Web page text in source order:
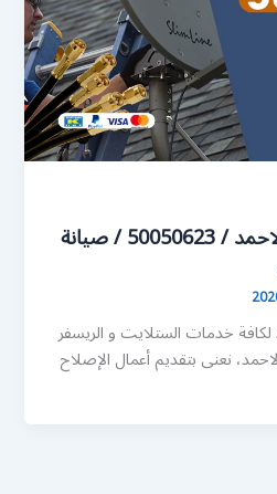
فني ستلايت صباح الاحمد / 50050623 / صيانة
خدمات الستلايت و الريسفر
نعنى بتقديم أعمال الإصلاح